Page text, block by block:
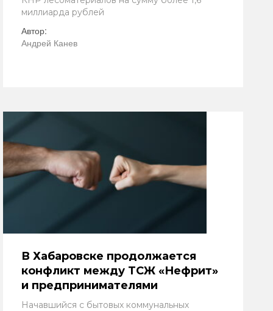
миллиарда рублей
Автор:
Андрей Канев
В Хабаровске продолжается
конфликт между ТСЖ «Нефрит»
и предпринимателями
Начавшийся с бытовых коммунальных